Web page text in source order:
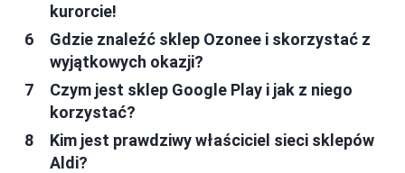
kurorcie!
Gdzie znaleźć sklep Ozonee i skorzystać z
wyjątkowych okazji?
Czym jest sklep Google Play i jak z niego
korzystać?
Kim jest prawdziwy właściciel sieci sklepów
Aldi?